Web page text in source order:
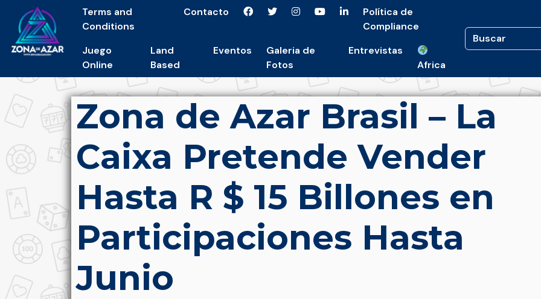
Terms and
Conditions
Contacto
Política de
Compliance
Juego
Online
Land
Based
Eventos
Galeria de
Fotos
Entrevistas
Africa
Zona de Azar Brasil – La
Caixa Pretende Vender
Hasta R $ 15 Billones en
Participaciones Hasta
Junio